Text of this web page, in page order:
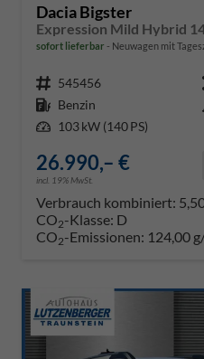
Dacia Bigster
Expression Mild Hybrid
sofort lieferbar Neuwagen mit
Fahrzeugnr. 545456
Kraftstoff Benzin
Leistung 103 kW (140 PS)
26.990,– €
incl. 19% MwSt.
Verbrauch kombiniert:
CO2-Klasse: D
CO2-Emissionen: 124,00